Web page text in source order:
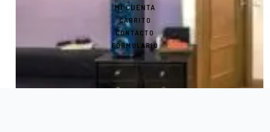
MI CUENTA
CARRITO
CONTACTO
FORMULARIO